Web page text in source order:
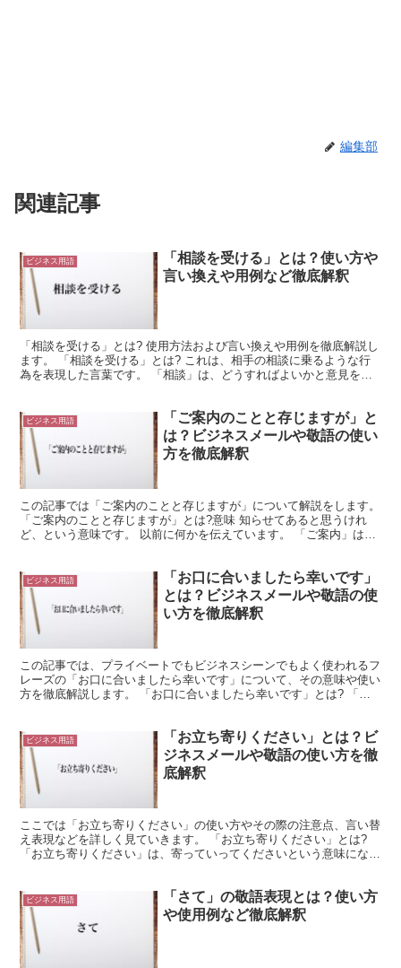
編集部
関連記事
ビジネス用語
「相談を受ける」とは？使い方や
言い換えや用例など徹底解釈
「相談を受ける」とは? 使用方法および言い換えや用例を徹底解説し
ます。 「相談を受ける」とは? これは、相手の相談に乗るような行
為を表現した言葉です。 「相談」は、どうすればよいかと意見を聞
ビジネス用語
「ご案内のことと存じますが」と
は？ビジネスメールや敬語の使い
方を徹底解釈
この記事では「ご案内のことと存じますが」について解説をします。
「ご案内のことと存じますが」とは?意味 知らせてあると思うけれ
ど、という意味です。 以前に何かを伝えています。 「ご案内」は
ビジネス用語
「お口に合いましたら幸いです」
とは？ビジネスメールや敬語の使
い方を徹底解釈
この記事では、プライベートでもビジネスシーンでもよく使われるフ
レーズの「お口に合いましたら幸いです」について、その意味や使い
方を徹底解説します。 「お口に合いましたら幸いです」とは? 「お
ビジネス用語
「お立ち寄りください」とは？ビ
ジネスメールや敬語の使い方を徹
底解釈
ここでは「お立ち寄りください」の使い方やその際の注意点、言い替
え表現などを詳しく見ていきます。 「お立ち寄りください」とは?
「お立ち寄りください」は、寄っていってくださいという意味になる
ビジネス用語
「さて」の敬語表現とは？使い方
や使用例など徹底解釈